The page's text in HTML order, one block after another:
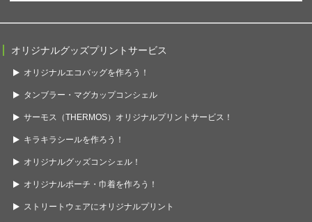
オリジナルグッズプリントサービス
オリジナルエコバッグを作ろう！
タンブラー・マグカップコンシェル
サーモス（THERMOS）オリジナルプリントサービス！
キラキラシールを作ろう！
オリジナルグッズコンシェル！
オリジナルポーチ・巾着を作ろう！
ストリートウェアにオリジナルプリント